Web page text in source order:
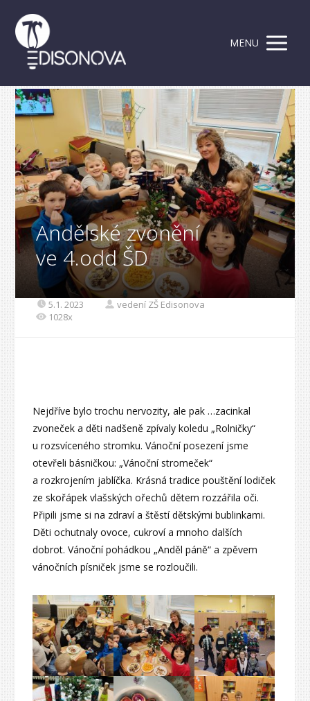
MENU
Andělské zvonění
ve 4.odd ŠD
5.1. 2023
vedení ZŠ Edisonova
1028x
Nejdříve bylo trochu nervozity, ale pak …zacinkal
zvoneček a děti nadšeně zpívaly koledu „Rolničky“
u rozsvíceného stromku. Vánoční posezení jsme
otevřeli básničkou: „Vánoční stromeček“
a rozkrojením jablíčka. Krásná tradice pouštění lodiček
ze skořápek vlašských ořechů dětem rozzářila oči.
Připili jsme si na zdraví a štěstí dětskými bublinkami.
Děti ochutnaly ovoce, cukroví a mnoho dalších
dobrot. Vánoční pohádkou „Anděl páně“ a zpěvem
vánočních písniček jsme se rozloučili.